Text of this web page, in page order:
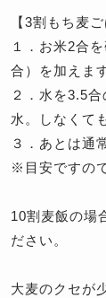
【3割もち麦
１．お米2合
合）を加えま
２．水を3.5
水。しなくて
３．あとは通
※目安ですの
10割麦飯の場
ださい。
大麦のクセが